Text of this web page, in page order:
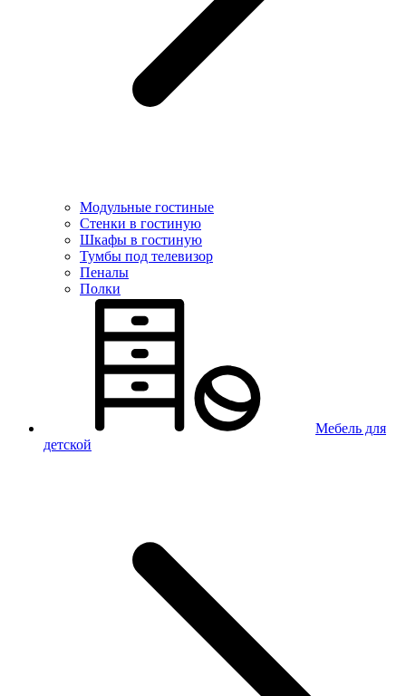
Модульные гостиные
Стенки в гостиную
Шкафы в гостиную
Тумбы под телевизор
Пеналы
Полки
Мебель для
детской